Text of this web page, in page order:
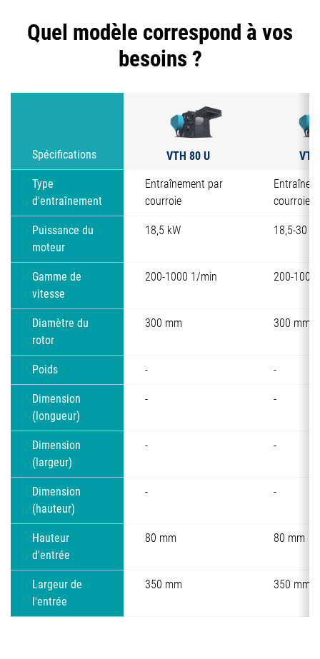
Quel modèle correspond à vos
besoins ?
Spécifications VTH 80 U
Type
d'entraînement
Entraînement par
courroie
courroie
Puissance du
moteur
18,5 kW 18,5-30
Gamme de
vitesse
200-1000 1/min 200-
Diamètre du
rotor
300 mm 300 mm
Poids - -
Dimension
(longueur)
- -
Dimension
(largeur)
- -
Dimension
(hauteur)
- -
Hauteur
d'entrée
80 mm 80 mm
Largeur de
l'entrée
350 mm 350 mm